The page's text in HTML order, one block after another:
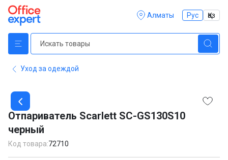
Алматы Рус Қаз
Уход за одеждой
Item
1
of
1
Отпариватель Scarlett SC-GS130S10
черный
Код товара:72710